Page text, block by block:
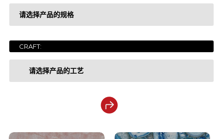
奢石系列 LUXURY COLLECTION
宝石系列
玉石系列 ONYX COLLECTION
请选择产品的规格
1200x2700x6mm
1200x3200x6mm
CRAFT:
请选择产品的工艺
钻粉干粒